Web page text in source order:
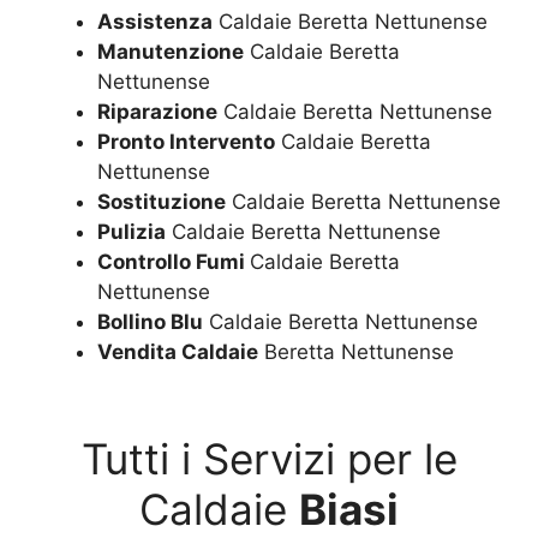
Assistenza Caldaie Beretta Nettunense
Manutenzione Caldaie Beretta
Nettunense
Riparazione Caldaie Beretta Nettunense
Pronto Intervento Caldaie Beretta
Nettunense
Sostituzione Caldaie Beretta Nettunense
Pulizia Caldaie Beretta Nettunense
Controllo Fumi Caldaie Beretta
Nettunense
Bollino Blu Caldaie Beretta Nettunense
Vendita Caldaie Beretta Nettunense
Tutti i Servizi per le
Caldaie Biasi